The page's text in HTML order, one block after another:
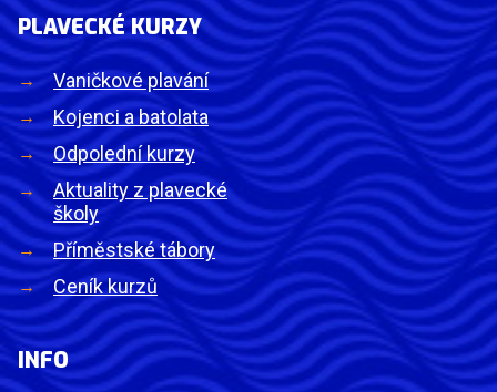
PLAVECKÉ KURZY
Vaničkové plavání
Kojenci a batolata
Odpolední kurzy
Aktuality z plavecké
školy
Příměstské tábory
Ceník kurzů
INFO